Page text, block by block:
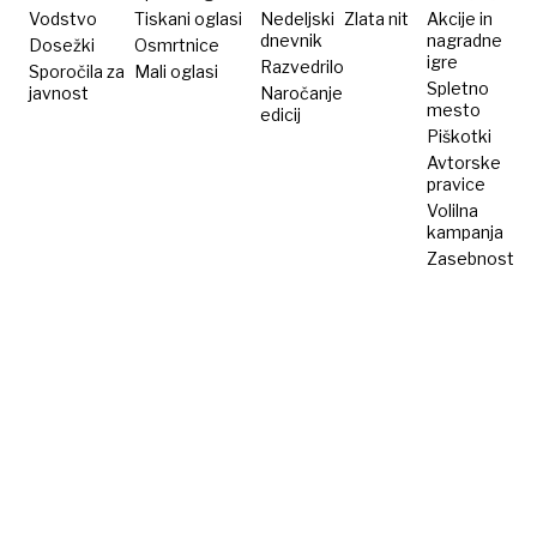
u
Vodstvo
Dosežki
Sporočila za
javnost
Tiskani oglasi
Osmrtnice
Mali oglasi
Nedeljski
dnevnik
Razvedrilo
Naročanje
edicij
Zlata nit
Akcije in
nagradne
igre
Spletno
mesto
Piškotki
Avtorske
pravice
Volilna
kampanja
Zasebnost